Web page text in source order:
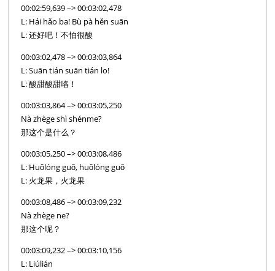
00:02:59,639 –> 00:03:02,478
L: Hái hǎo ba! Bù pà hěn suān
L: 还好吧！不怕很酸
00:03:02,478 –> 00:03:03,864
L: Suān tián suān tián lo!
L: 酸甜酸甜咯！
00:03:03,864 –> 00:03:05,250
Nà zhège shì shénme?
那这个是什么？
00:03:05,250 –> 00:03:08,486
L: Huǒlóng guǒ, huǒlóng guǒ
L: 火龙果，火龙果
00:03:08,486 –> 00:03:09,232
Nà zhège ne?
那这个呢？
00:03:09,232 –> 00:03:10,156
L: Liúlián